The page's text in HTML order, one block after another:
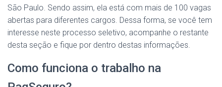
São Paulo. Sendo assim, ela está com mais de 100 vagas
abertas para diferentes cargos. Dessa forma, se você tem
interesse neste processo seletivo, acompanhe o restante
desta seção e fique por dentro destas informações.
Como funciona o trabalho na